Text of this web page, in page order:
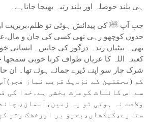
ہی بلند حوصلہ اور بلند رتبہ بھیجا جاتاہے۔
جب آپ ﷺ کی پیدائش ہوئی تو ظلم،بربریت
حدوں کوچھو رہی تھی کسی کی جان و
تھی۔ بیٹیاں زندہ درگور کی جاتیں۔ انسانی
کعبتہ اللہ کا عریاں طواف کرنا خوبی سمجھا
کو (محققین کے نزدیک قریب نماز
سے اس کائنات کوعزت بخشی ہے۔خدا کی
ولادت نہ ہوتی تو یہ زمین،آسمان،
ستارے،کہکشاں،بحرو بر اورخشک وتر